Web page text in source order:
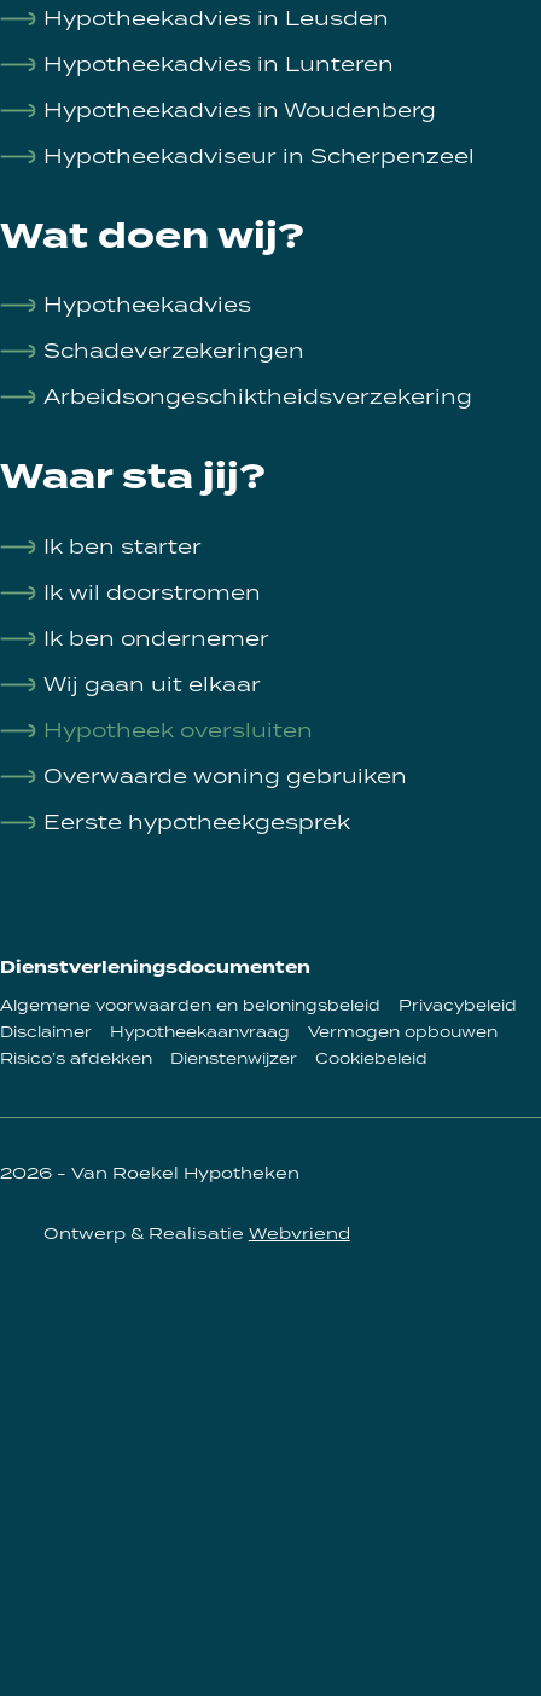
Hypotheekadvies in Leusden
Hypotheekadvies in Lunteren
Hypotheekadvies in Woudenberg
Hypotheekadviseur in Scherpenzeel
Wat doen wij?
Hypotheekadvies
Schadeverzekeringen
Arbeidsongeschiktheidsverzekering
Waar sta jij?
Ik ben starter
Ik wil doorstromen
Ik ben ondernemer
Wij gaan uit elkaar
Hypotheek oversluiten
Overwaarde woning gebruiken
Eerste hypotheekgesprek
Dienstverleningsdocumenten
Algemene voorwaarden en beloningsbeleid
Privacybeleid
Disclaimer
Hypotheekaanvraag
Vermogen opbouwen
Risico’s afdekken
Dienstenwijzer Cookiebeleid
2026 - Van Roekel Hypotheken
Ontwerp & RealisatieWebvriend